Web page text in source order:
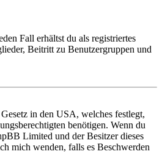
Fall erhältst du als registriertes
Beitritt zu Benutzergruppen und
in den USA, welches festlegt,
benötigen. Wenn du
Limited und der Besitzer dieses
mich wenden, falls es Beschwerden